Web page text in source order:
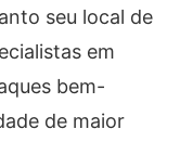
seu local de
em
bem-
de maior